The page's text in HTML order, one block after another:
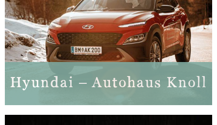
Hyundai – Autohaus Knoll